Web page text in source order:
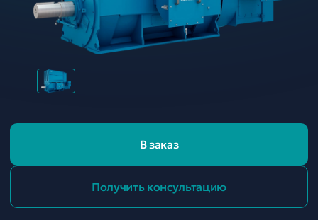
В заказ
Получить консультацию